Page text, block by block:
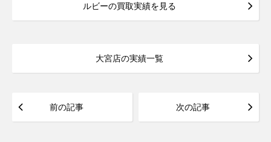
ルビーの買取実績を見る
大宮店の実績一覧
前の記事 次の記事